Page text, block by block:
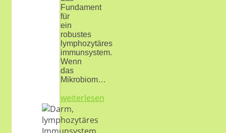
Fundament
für
ein
robustes
lymphozytäres
immunsystem.
Wenn
das
Mikrobiom…
weiterlesen